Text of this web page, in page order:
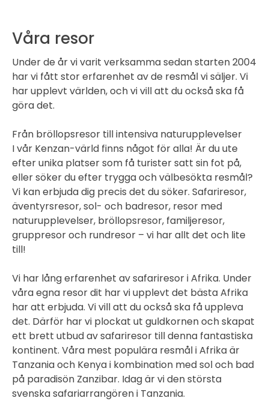
Våra resor
Under de år vi varit verksamma sedan starten 2004
har vi fått stor erfarenhet av de resmål vi säljer. Vi
har upplevt världen, och vi vill att du också ska få
göra det.
Från bröllopsresor till intensiva naturupplevelser
I vår Kenzan-värld finns något för alla! Är du ute
efter unika platser som få turister satt sin fot på,
eller söker du efter trygga och välbesökta resmål?
Vi kan erbjuda dig precis det du söker. Safariresor,
äventyrsresor, sol- och badresor, resor med
naturupplevelser, bröllopsresor, familjeresor,
gruppresor och rundresor – vi har allt det och lite
till!
Vi har lång erfarenhet av safariresor i Afrika. Under
våra egna resor dit har vi upplevt det bästa Afrika
har att erbjuda. Vi vill att du också ska få uppleva
det. Därför har vi plockat ut guldkornen och skapat
ett brett utbud av safariresor till denna fantastiska
kontinent. Våra mest populära resmål i Afrika är
Tanzania och Kenya i kombination med sol och bad
på paradisön Zanzibar. Idag är vi den största
svenska safariarrangören i Tanzania.